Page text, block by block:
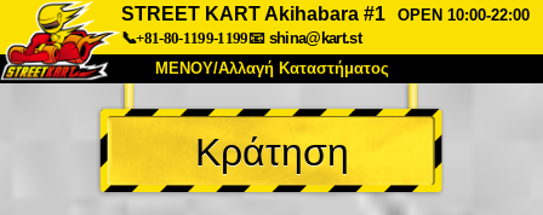
STREET KART Akihabara #1
OPEN 10:00-22:00
📞+81-80-1199-1199📧 shina@kart.st
ΜΕΝΟΥ/Αλλαγή Καταστήματος
ΚΥΡΙΩΣ
Σχετικά Προδιαγραφές Τιμές
Συχνές Ερωτήσεις
Κράτηση